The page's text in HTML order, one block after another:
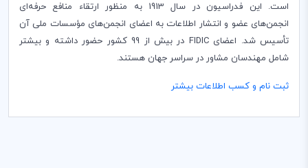
است. این فدراسیون در سال 1913 به منظور ارتقاء منافع حرفه‌ای
انجمن‌های عضو و انتشار اطلاعات به اعضای انجمن‌های مؤسسات ملی آن
تأسیس شد. اعضای FIDIC
در بیش از 99 کشور حضور داشته و بیشتر
شامل مهندسان مشاور در سراسر جهان هستند.
ثبت نام و کسب اطلاعات بیشتر